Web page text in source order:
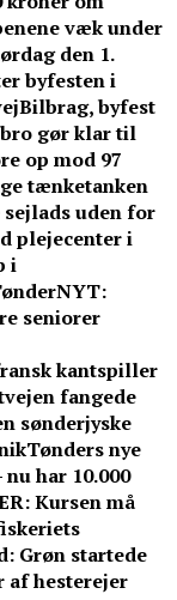
væk under
den 1.
byfesten i
Bilbrag, byfest
gør klar til
op mod 97
tænketanken
uden for
plejecenter i
i
seniorer
kantspiller
fangede
sønderjyske
Tønders nye
har 10.000
Kursen må
Grøn startede
af hesterejer